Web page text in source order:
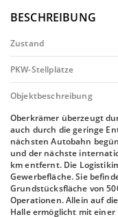
BESCHREIBUNG
Zustand
PKW-Stellplätze
Objektbeschreibung
Oberkrämer überzeugt
auch durch die geringe
nächsten Autobahn
und der nächste
km entfernt. Die
Gewerbefläche. Sie
Grundstücksfläche von
Operationen. Allein auf
Halle ermöglicht mit